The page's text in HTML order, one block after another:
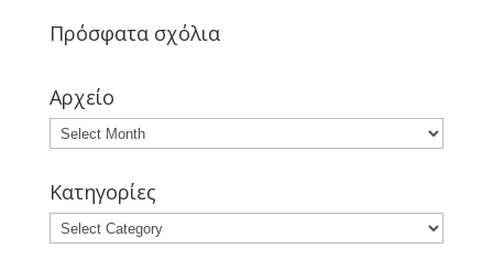
Πρόσφατα σχόλια
Αρχείο
Κατηγορίες